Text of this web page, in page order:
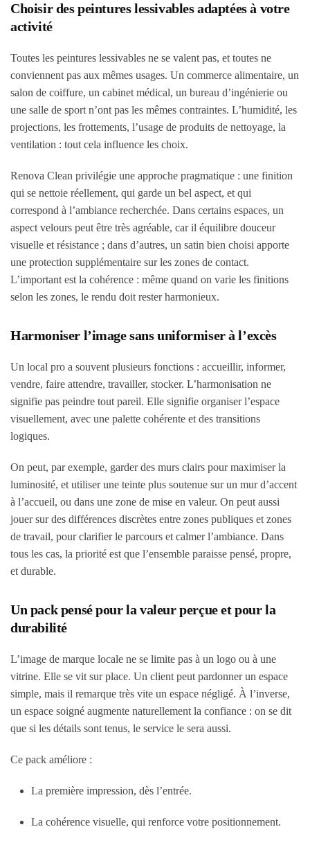
Choisir des peintures lessivables adaptées à votre
activité
Toutes les peintures lessivables ne se valent pas, et toutes ne
conviennent pas aux mêmes usages. Un commerce alimentaire, un
salon de coiffure, un cabinet médical, un bureau d’ingénierie ou
une salle de sport n’ont pas les mêmes contraintes. L’humidité, les
projections, les frottements, l’usage de produits de nettoyage, la
ventilation : tout cela influence les choix.
Renova Clean privilégie une approche pragmatique : une finition
qui se nettoie réellement, qui garde un bel aspect, et qui
correspond à l’ambiance recherchée. Dans certains espaces, un
aspect velours peut être très agréable, car il équilibre douceur
visuelle et résistance ; dans d’autres, un satin bien choisi apporte
une protection supplémentaire sur les zones de contact.
L’important est la cohérence : même quand on varie les finitions
selon les zones, le rendu doit rester harmonieux.
Harmoniser l’image sans uniformiser à l’excès
Un local pro a souvent plusieurs fonctions : accueillir, informer,
vendre, faire attendre, travailler, stocker. L’harmonisation ne
signifie pas peindre tout pareil. Elle signifie organiser l’espace
visuellement, avec une palette cohérente et des transitions
logiques.
On peut, par exemple, garder des murs clairs pour maximiser la
luminosité, et utiliser une teinte plus soutenue sur un mur d’accent
à l’accueil, ou dans une zone de mise en valeur. On peut aussi
jouer sur des différences discrètes entre zones publiques et zones
de travail, pour clarifier le parcours et calmer l’ambiance. Dans
tous les cas, la priorité est que l’ensemble paraisse pensé, propre,
et durable.
Un pack pensé pour la valeur perçue et pour la
durabilité
L’image de marque locale ne se limite pas à un logo ou à une
vitrine. Elle se vit sur place. Un client peut pardonner un espace
simple, mais il remarque très vite un espace négligé. À l’inverse,
un espace soigné augmente naturellement la confiance : on se dit
que si les détails sont tenus, le service le sera aussi.
Ce pack améliore :
La première impression, dès l’entrée.
La cohérence visuelle, qui renforce votre positionnement.